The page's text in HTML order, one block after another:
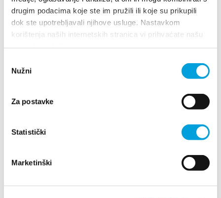
drugim podacima koje ste im pružili ili koje su prikupili
dok ste upotrebljavali njihove usluge. Nastavkom
korištenja naših internetskih stranica vi prihvaćate našu
pristanka
Nužni
Za postavke
Statistički
Marketinški
Ana Brnas
A.B. Šimića 11, 21214 Kaštel Gomilica
Franje Tuđmana 842, 21217 Kaštel Stari
villa.jaman@gmail.com